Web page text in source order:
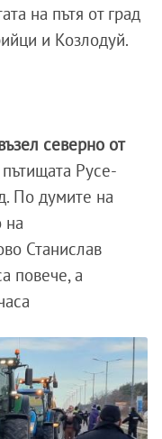
на пътя от град
и Козлодуй.
северно от
Русе-
По думите на
на
Станислав
повече, а